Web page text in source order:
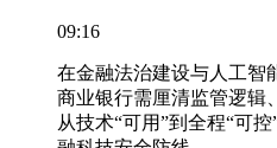
09:16
在金融法治建设与人工智
商业银行需厘清监管逻辑
从技术“可用”到全程“可